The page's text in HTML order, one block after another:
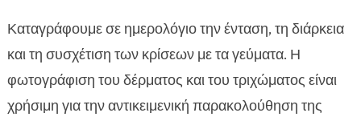
Καταγράφουμε σε ημερολόγιο την ένταση, τη διάρκεια
και τη συσχέτιση των κρίσεων με τα γεύματα. Η
φωτογράφιση του δέρματος και του τριχώματος είναι
χρήσιμη για την αντικειμενική παρακολούθηση της